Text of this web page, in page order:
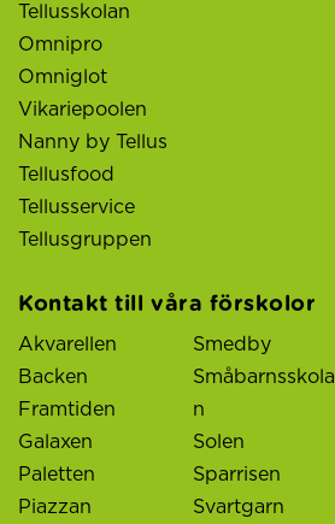
Tellusskolan
Omnipro
Omniglot
Vikariepoolen
Nanny by Tellus
Tellusfood
Tellusservice
Tellusgruppen
Kontakt till våra förskolor
Akvarellen
Backen
Framtiden
Galaxen
Paletten
Piazzan
Smedby
Småbarnsskola
n
Solen
Sparrisen
Svartgarn